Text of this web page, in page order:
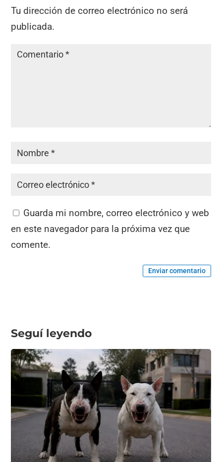
Tu dirección de correo electrónico no será
publicada.
Guarda mi nombre, correo electrónico y web
en este navegador para la próxima vez que
comente.
Enviar comentario
Seguí leyendo